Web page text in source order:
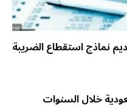
نماذج استقطاع الضريبة
خلال السنوات